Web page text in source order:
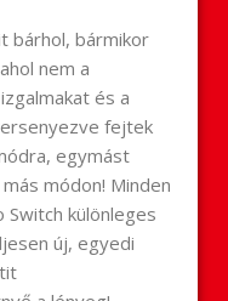
bárhol, bármikor
nem a
és a
fejtek
egymást
módon! Minden
Switch különleges
új, egyedi